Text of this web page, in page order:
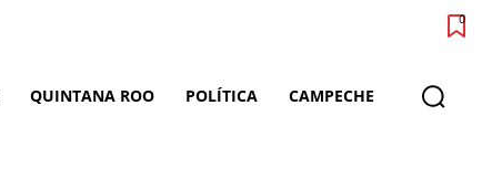
0
QUINTANA ROO POLÍTICA CAMPECHE